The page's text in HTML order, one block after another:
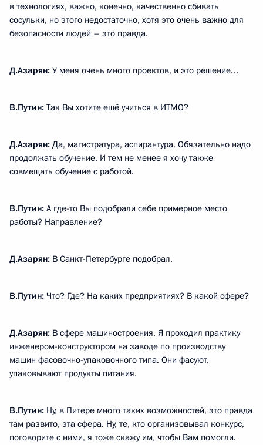
в технологиях, важно, конечно, качественно сбивать
сосульки, но этого недостаточно, хотя это очень важно для
безопасности людей – это правда.
Д.Азарян: У меня очень много проектов, и это решение…
В.Путин: Так Вы хотите ещё учиться в ИТМО?
Д.Азарян: Да, магистратура, аспирантура. Обязательно надо
продолжать обучение. И тем не менее я хочу также
совмещать обучение с работой.
В.Путин: А где-то Вы подобрали себе примерное место
работы? Направление?
Д.Азарян: В Санкт-Петербурге подобрал.
В.Путин: Что? Где? На каких предприятиях? В какой сфере?
Д.Азарян: В сфере машиностроения. Я проходил практику
инженером-конструктором на заводе по производству
машин фасовочно-упаковочного типа. Они фасуют,
упаковывают продукты питания.
В.Путин: Ну, в Питере много таких возможностей, это правда
там развито, эта сфера. Ну, те, кто организовывал конкурс,
поговорите с ними, я тоже скажу им, чтобы Вам помогли.